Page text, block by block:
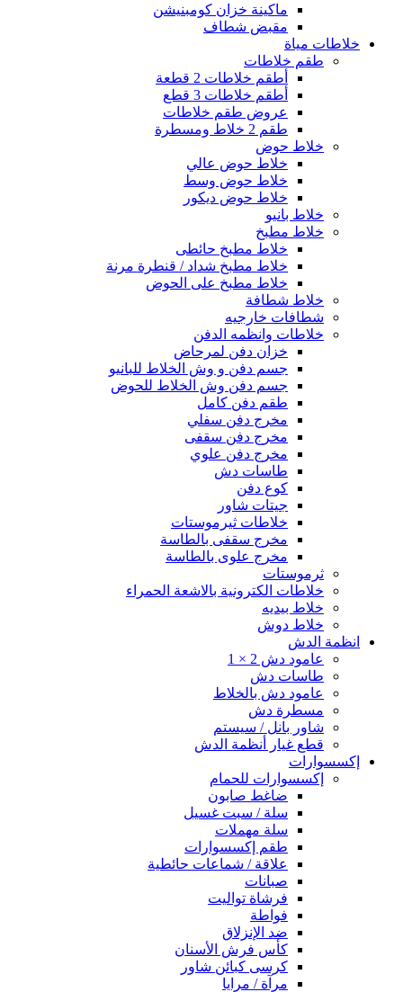
ماكينة خزان كومبنيشن
مقبض شطاف
خلاطات مياة
طقم خلاطات
أطقم خلاطات 2 قطعة
أطقم خلاطات 3 قطع
عروض طقم خلاطات
طقم 2 خلاط ومسطرة
خلاط حوض
خلاط حوض عالي
خلاط حوض وسط
خلاط حوض ديكور
خلاط بانيو
خلاط مطبخ
خلاط مطبخ حائطى
خلاط مطبخ شداد / قنطرة مرنة
خلاط مطبخ على الحوض
خلاط شطافة
شطافات خارجيه
خلاطات وانظمه الدفن
خزان دفن لمرحاض
جسم دفن و وش الخلاط للبانيو
جسم دفن وش الخلاط للحوض
طقم دفن كامل
مخرج دفن سفلي
مخرج دفن سقفى
مخرج دفن علوي
طاسات دش
كوع دفن
جيتات شاور
خلاطات ثيرموستات
مخرج سقفى بالطاسة
مخرج علوى بالطاسة
ثرموستات
خلاطات الكترونية بالاشعة الحمراء
خلاط بيديه
خلاط دوش
انظمة الدش
عامود دش 2 × 1
طاسات دش
عامود دش بالخلاط
مسطرة دش
شاور بانل / سيستم
قطع غيار أنظمة الدش
إكسسوارات
إكسسوارات للحمام
ضاغط صابون
سلة / سبت غسيل
سلة مهملات
طقم إكسسوارات
علاقة / شماعات حائطية
صبانات
فرشاة تواليت
فواطة
ضد الإنزلاق
كأس فرش الأسنان
كرسى كبائن شاور
مرآة / مرايا